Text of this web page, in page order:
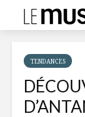
TENDANCES